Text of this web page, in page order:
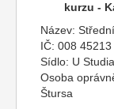
kurzu -
Název:
IČ: 008 45213
Sídlo: U
Osoba
Štursa